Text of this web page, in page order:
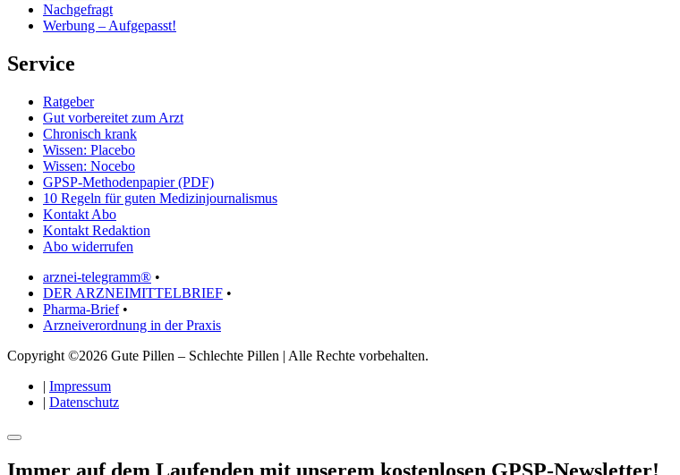
Nachgefragt
Werbung – Aufgepasst!
Service
Ratgeber
Gut vorbereitet zum Arzt
Chronisch krank
Wissen: Placebo
Wissen: Nocebo
GPSP-Methodenpapier (PDF)
10 Regeln für guten Medizinjournalismus
Kontakt Abo
Kontakt Redaktion
Abo widerrufen
arznei-telegramm® •
DER ARZNEIMITTELBRIEF •
Pharma-Brief•
Arzneiverordnung in der Praxis
Copyright ©2026 Gute Pillen – Schlechte Pillen | Alle Rechte vorbehalten.
| Impressum
| Datenschutz